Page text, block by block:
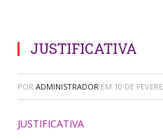
JUSTIFICATIVA
POR ADMINISTRADOR EM 10 DE
JUSTIFICATIVA